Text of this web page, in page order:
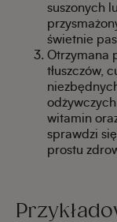
suszonych
świetnie
Otrzymana
tłuszczów,
witamin
sprawdzi
prostu